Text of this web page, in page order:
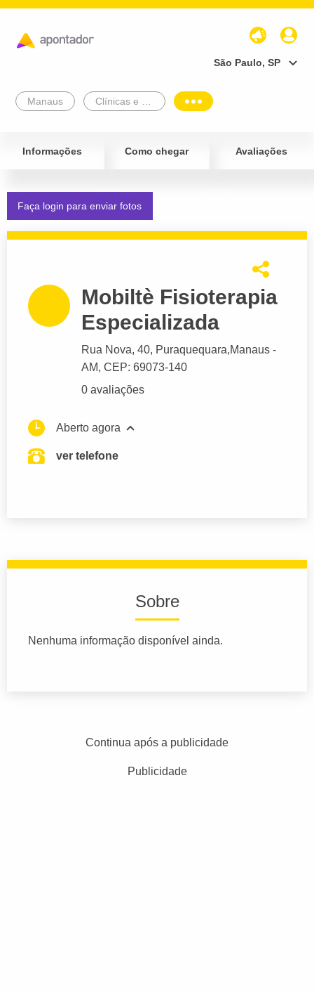
São Paulo, SP
Manaus
Informações Como chegar Avaliações
Faça login para enviar fotos
Mobiltè Fisioterapia
Especializada
Rua Nova, 40, Puraquequara,Manaus -
AM, CEP: 69073-140
0 avaliações
Aberto agora
ver telefone
Sobre
Nenhuma informação disponível ainda.
Continua após a publicidade
Publicidade